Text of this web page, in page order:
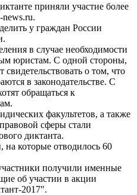
приняли участие более
у граждан России
в случае необходимости
юристам. С одной стороны,
свидетельствовать о том, что
в законодательстве. С
обращаться к
факультетов, а также
сферы стали
диктанта.
на которые отводилось 60
получили именные
об участии в акции
2017".